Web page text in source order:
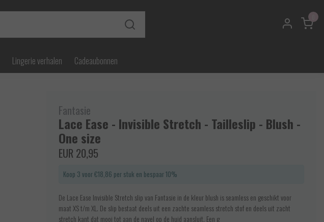
Lingerie verhalen Cadeaubonnen
Fantasie
Lace Ease - Invisible Stretch - Tailleslip - Blush -
One size
EUR 20,95
Koop 3 voor €18,86 per stuk en bespaar 10%
De Lace Ease Invisible Stretch slip van Fantasie in de kleur blush is seamless en geschikt voor
maat XS t/m XL. De slip bestaat deels uit een zachte seamless stretch stof en deels uit zacht
stretch kant dat mooi tot aan de navel op de huid aansluit. Een g